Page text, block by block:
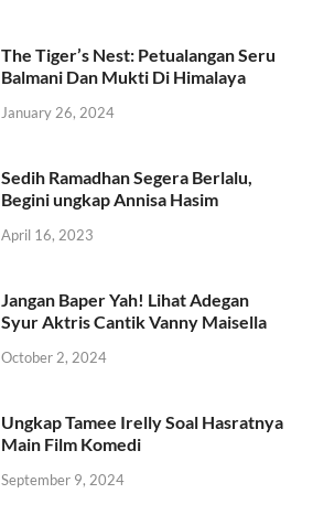
The Tiger’s Nest: Petualangan Seru
Balmani Dan Mukti Di Himalaya
January 26, 2024
Sedih Ramadhan Segera Berlalu,
Begini ungkap Annisa Hasim
April 16, 2023
Jangan Baper Yah! Lihat Adegan
Syur Aktris Cantik Vanny Maisella
October 2, 2024
Ungkap Tamee Irelly Soal Hasratnya
Main Film Komedi
September 9, 2024